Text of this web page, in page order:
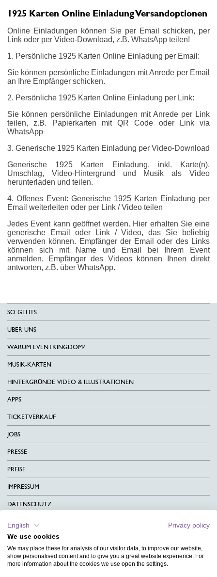
1925 Karten Online Einladung Versandoptionen
Online Einladungen können Sie per Email schicken, per
Link oder per Video-Download, z.B. WhatsApp teilen!
1. Persönliche 1925 Karten Online Einladung per Email:
Sie können persönliche Einladungen mit Anrede per Email
an Ihre Empfänger schicken.
2. Persönliche 1925 Karten Online Einladung per Link:
Sie können persönliche Einladungen mit Anrede per Link
teilen, z.B. Papierkarten mit QR Code oder Link via
WhatsApp
3. Generische 1925 Karten Einladung per Video-Download
Generische 1925 Karten Einladung, inkl. Karte(n),
Umschlag, Video-Hintergrund und Musik als Video
herunterladen und teilen.
4. Offenes Event: Generische 1925 Karten Einladung per
Email weiterleiten oder per Link / Video teilen
Jedes Event kann geöffnet werden. Hier erhalten Sie eine
generische Email oder Link / Video, das Sie beliebig
verwenden können. Empfänger der Email oder des Links
können sich mit Name und Email bei Ihrem Event
anmelden. Empfänger des Videos können Ihnen direkt
antworten, z.B. über WhatsApp.
SO GEHTS
ÜBER UNS
WARUM EVENTKINGDOM?
MUSIK-KARTEN
HINTERGRÜNDE VIDEO & ILLUSTRATIONEN
APPS
TICKETVERKAUF
JOBS
PRESSE
PREISE
IMPRESSUM
DATENSCHUTZ
KONTAKT
AGB
CHARITY
English
Privacy policy
We use cookies
We may place these for analysis of our visitor data, to improve our website,
show personalised content and to give you a great website experience. For
more information about the cookies we use open the settings.